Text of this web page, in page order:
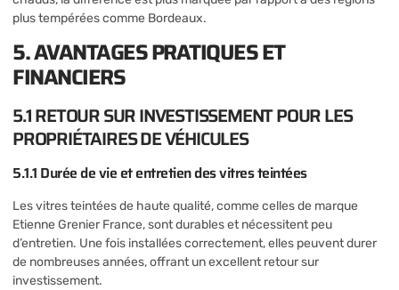
plus tempérées comme Bordeaux.
5. AVANTAGES PRATIQUES ET
FINANCIERS
5.1 RETOUR SUR INVESTISSEMENT POUR LES
PROPRIÉTAIRES DE VÉHICULES
5.1.1 Durée de vie et entretien des vitres teintées
Les vitres teintées de haute qualité, comme celles de marque
Etienne Grenier France, sont durables et nécessitent peu
d’entretien. Une fois installées correctement, elles peuvent durer
de nombreuses années, offrant un excellent retour sur
investissement.